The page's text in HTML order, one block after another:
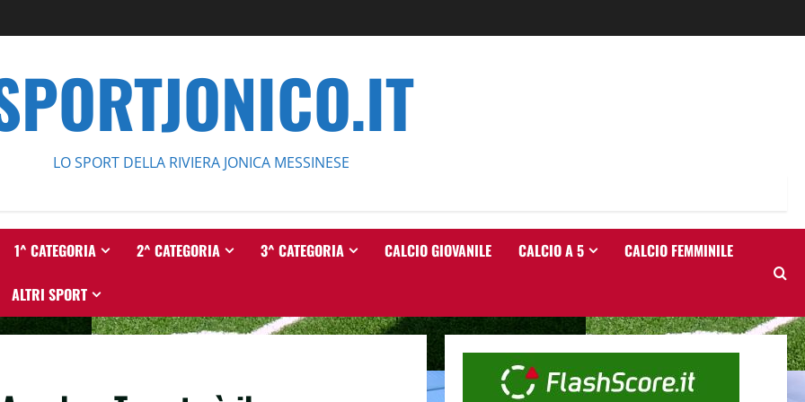
LO SPORT DELLA RIVIERA JONICA MESSINESE
1^ CATEGORIA 2^ CATEGORIA 3^ CATEGORIA CALCIO GIOVANILE CALCIO A 5 CALCIO FEMMINILE
ALTRI SPORT